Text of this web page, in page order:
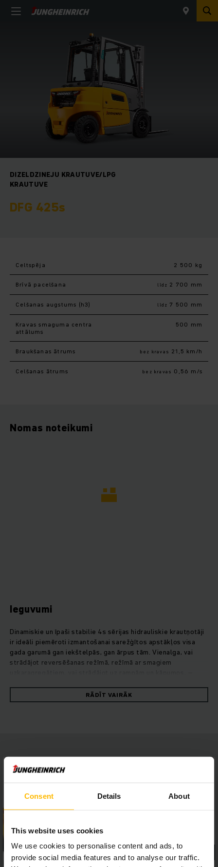
Consent Details About
This website uses cookies
We use cookies to personalise content and ads, to
provide social media features and to analyse our traffic.
DIZELDZINEJU KRAUTUVE/LPG
KRAUTUVE
DFG 425s
Celtspēja 2 500 kg
Brīvā pacelšana līdz 2 700 mm
Celšanas augstums (h3) līdz 7 500 mm
Kravas smaguma centra
attālums
500 mm
Braukšanas ātrums bez kravas 21,5 km/h
Celšanas ātrums bez kravas 0,56 m/s
Nomas noteikumi
Ieguvumi
Dinamiskie un īpaši stabilie 4s sērijas hidrauliskie krautņotāji
ir ideāli piemēroti izmantošanai sarežģītos apstākļos visa
gada garumā gan iekštelpās, gan ārpus tām. Vienalga, vai
strādājot reversēšanas režīmā, režīmā ar smagiem
krautņotāji pārliecina ar ātru un drošu manevrējamību,
saglabājot maksimālu energoefektivitāti. To nodrošina
ar piecām izvēlei pieejamām braukšanas programmām un ar
saskarnes palīdzību vienkārši pievienojamas palīgsistēmas
ļauj ērti pielāgoties visdažādākajiem darba apstākļiem un
prasībām, kamēr panorāmas jumts nodrošina teicamu
redzamību visos virzienos. Tā tiek garantēta droša un precīza
RĀDĪT VAIRĀK